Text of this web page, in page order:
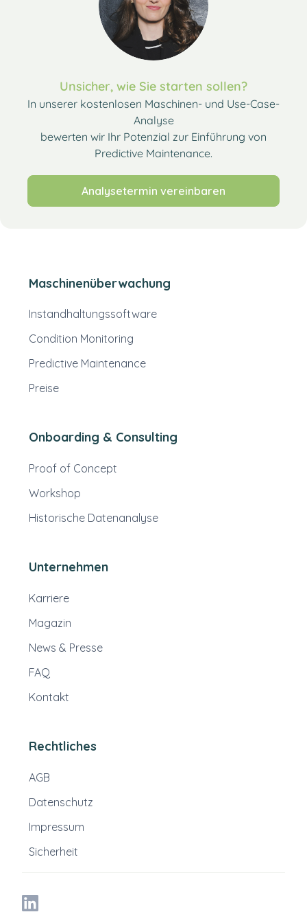
Unsicher, wie Sie starten sollen?
In unserer kostenlosen Maschinen- und Use-Case-
Analyse
bewerten wir Ihr Potenzial zur Einführung von
Predictive Maintenance.
Analysetermin vereinbaren
Maschinenüberwachung
Instandhaltungssoftware
Condition Monitoring
Predictive Maintenance
Preise
Onboarding & Consulting
Proof of Concept
Workshop
Historische Datenanalyse
Unternehmen
Karriere
Magazin
News & Presse
FAQ
Kontakt
Rechtliches
AGB
Datenschutz
Impressum
Sicherheit